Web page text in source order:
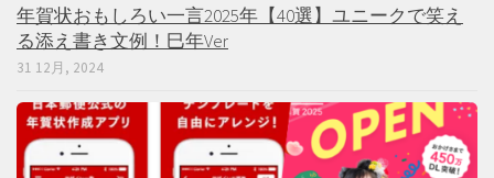
年賀状おもしろい一言2025年【40選】ユニークで笑え
る添え書き文例！巳年Ver
31 12月, 2024